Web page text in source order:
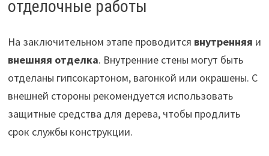
отделочные работы
На заключительном этапе проводится внутренняя и
внешняя отделка. Внутренние стены могут быть
отделаны гипсокартоном, вагонкой или окрашены. С
внешней стороны рекомендуется использовать
защитные средства для дерева, чтобы продлить
срок службы конструкции.